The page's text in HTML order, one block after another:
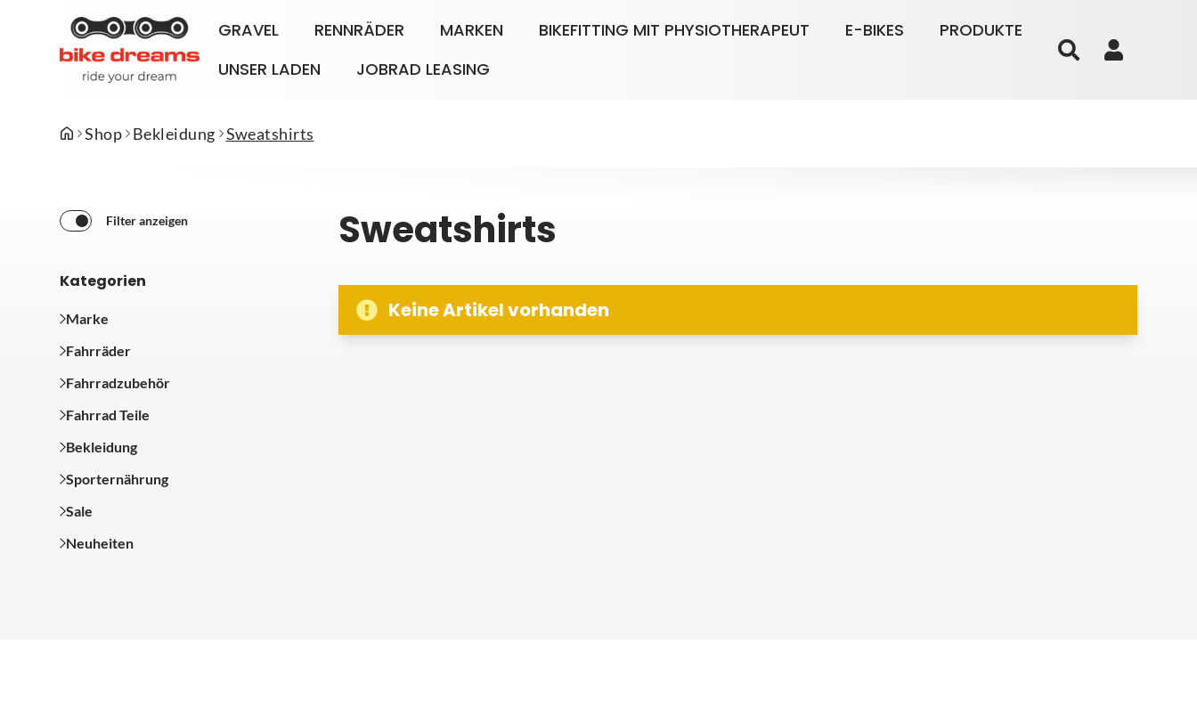
GRAVEL RENNRÄDER MARKEN BIKEFITTING MIT PHYSIOTHERAPEUT E-BIKES
PRODUKTE
UNSER LADEN
JOBRAD LEASING
Shop Bekleidung Sweatshirts
Filter anzeigen Sweatshirts
Kategorien
Marke
Fahrräder
Fahrradzubehör
Fahrrad Teile
Bekleidung
Sporternährung
Sale
Neuheiten
Keine Artikel vorhanden